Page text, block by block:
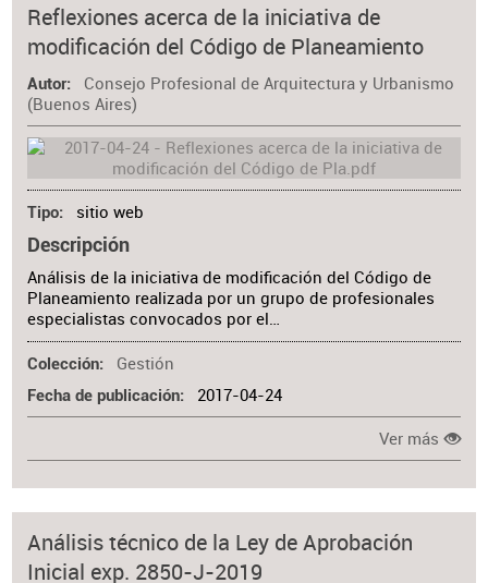
Reflexiones acerca de la iniciativa de
modificación del Código de Planeamiento
Autor
Consejo Profesional de Arquitectura y Urbanismo
(Buenos Aires)
Tipo sitio web
Descripción
Análisis de la iniciativa de modificación del Código de
Planeamiento realizada por un grupo de profesionales
especialistas convocados por el…
Colección Gestión
Fecha de publicación 2017-04-24
Ver más
Análisis técnico de la Ley de Aprobación
Inicial exp. 2850-J-2019